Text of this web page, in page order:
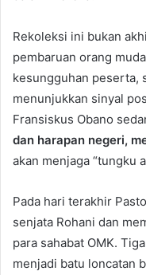
Rekoleksi ini bukan
pembaruan orang
kesungguhan peserta,
menunjukkan sinyal
Fransiskus Obano
dan harapan negeri,
akan menjaga “tungku
Pada hari terakhir
senjata Rohani dan
para sahabat OMK.
menjadi batu loncatan